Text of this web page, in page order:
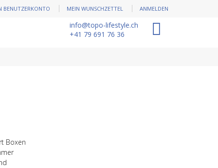
BENUTZERKONTO MEIN WUNSCHZETTEL ANMELDEN
info@topo-lifestyle.ch
+41 79 691 76 36
Boxen